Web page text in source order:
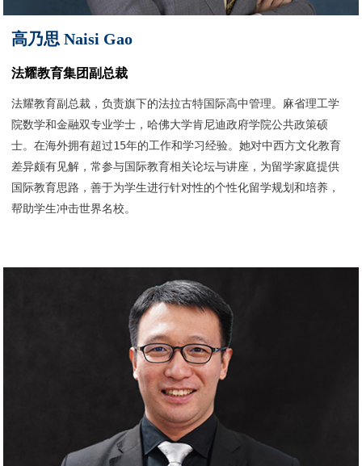
高乃思 Naisi Gao
法耀教育集团副总裁
法耀教育副总裁，负责旗下的法拉古特国际高中管理。麻省理工学
院数学和金融双专业学士，哈佛大学肯尼迪政府学院公共政策硕
士。在海外拥有超过15年的工作和学习经验。她对中西方文化教育
差异颇有见解，常参与国际教育相关论坛与讲座，为留学家庭提供
国际教育思路，善于为学生进行针对性的个性化留学规划和培养，
帮助学生冲击世界名校。